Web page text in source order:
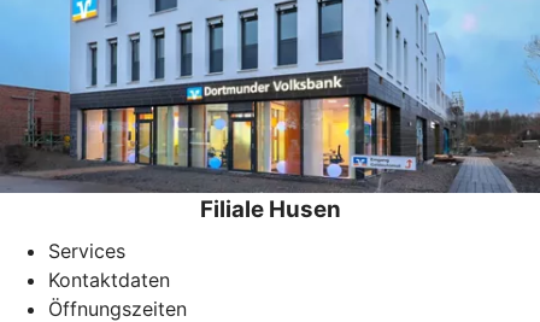
Filiale Husen
Services
Kontaktdaten
Öffnungszeiten